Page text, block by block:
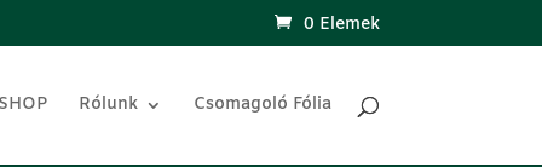
0 Elemek
Rólunk Csomagoló Fólia